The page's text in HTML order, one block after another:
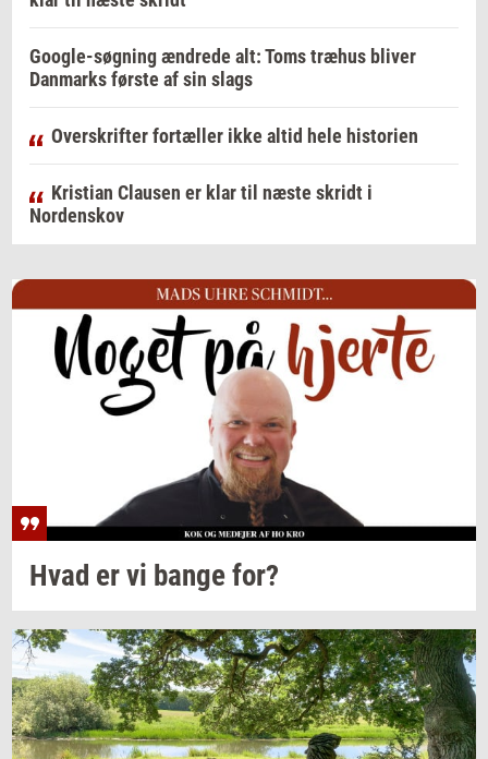
Google-søgning ændrede alt: Toms træhus bliver
Danmarks første af sin slags
Overskrifter fortæller ikke altid hele historien
Kristian Clausen er klar til næste skridt i
Nordenskov
Hvad er vi bange for?